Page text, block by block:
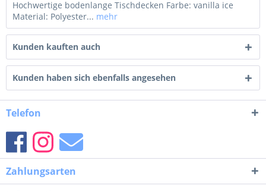
Hochwertige bodenlange Tischdecken Farbe: vanilla ice
Material: Polyester... mehr
Kunden kauften auch
Kunden haben sich ebenfalls angesehen
Telefon
Zahlungsarten